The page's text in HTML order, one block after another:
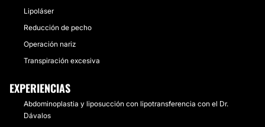
Lipoláser
Reducción de pecho
Operación nariz
Transpiración excesiva
EXPERIENCIAS
Abdominoplastia y liposucción con lipotransferencia con el Dr.
Dávalos